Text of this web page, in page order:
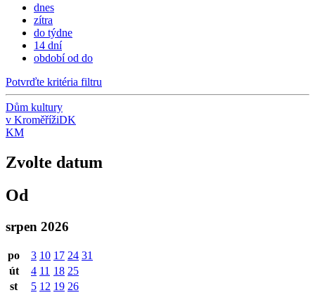
dnes
zítra
do týdne
14 dní
období od do
Potvrďte kritéria filtru
Dům kultury
v KroměřížiDK
KM
Zvolte datum
Od
srpen 2026
po 3 10 17 24 31
út
4 11 18 25
st
5 12 19 26